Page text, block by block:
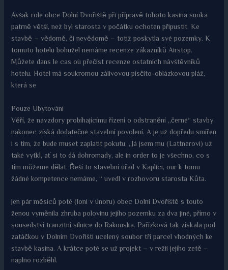
Avšak role obce Dolní Dvořiště při přípravě tohoto kasina suoka
patrně větší, než byl starosta v počátku ochoten připustit. Ke
stavbě – vědomě, či nevědomě – totiž poskytla své pozemky. K
tomuto hotelu bohužel nemáme recenze zákazníků Airstop.
Můžete dans le cas où přečíst recenze ostatních návštěvníků
hotelu. Hotel má soukromou zálivovou písčito-oblázkovou pláž,
která se
Pouze Ubytování
Věří, že navzdory probíhajícímu řízení o odstranění „černé“ stavby
nakonec získá dodatečné stavební povolení. A je už dopředu smířen
i s tím, že bude muset zaplatit pokutu. „Já jsem mu (Lattnerovi) už
také vytkl, ať si to dá dohromady, ale in order to je všechno, co s
tím můžeme dělat. Řeší to stavební úřad v Kaplici, our k tomu
žádné kompetence nemáme, “ uvedl v rozhovoru starosta Kůta.
Jen pár měsíců poté (loni v únoru) obec Dolní Dvořiště s touto
ženou vyměnila zhruba polovinu jejího pozemku za dva jiné, přímo v
sousedství tranzitní silnice do Rakouska. Pařízková tak získala pod
zatáčkou v Dolním Dvořišti ucelený soubor tří parcel vhodných ke
stavbě kasina. A krátce poté se už projekt – v režii jejího zetě –
naplno rozběhl.